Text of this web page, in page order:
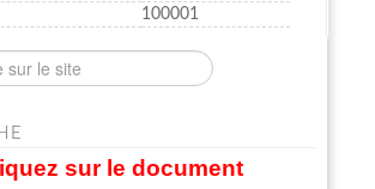
100001
sur le document